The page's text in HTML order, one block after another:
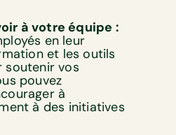
à votre équipe :
en leur
et les outils
soutenir vos
pouvez
à
à des initiatives